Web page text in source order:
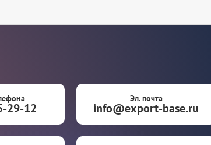
29-12
Эл. почта
info@export-base.ru